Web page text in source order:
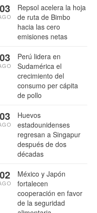
Repsol acelera la hoja
de ruta de Bimbo
hacia las cero
emisiones netas
03
Perú lidera en
Sudamérica el
crecimiento del
consumo per cápita
de pollo
03
Huevos
estadounidenses
regresan a Singapur
después de dos
décadas
03
México y Japón
fortalecen
cooperación en favor
de la seguridad
02